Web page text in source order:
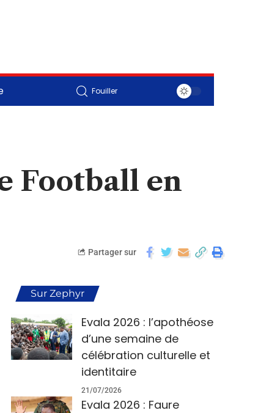
Fouiller
Football en
Partager sur
Sur Zephyr
Evala 2026 : l’apothéose
d’une semaine de
célébration culturelle et
identitaire
21/07/2026
Evala 2026 : Faure